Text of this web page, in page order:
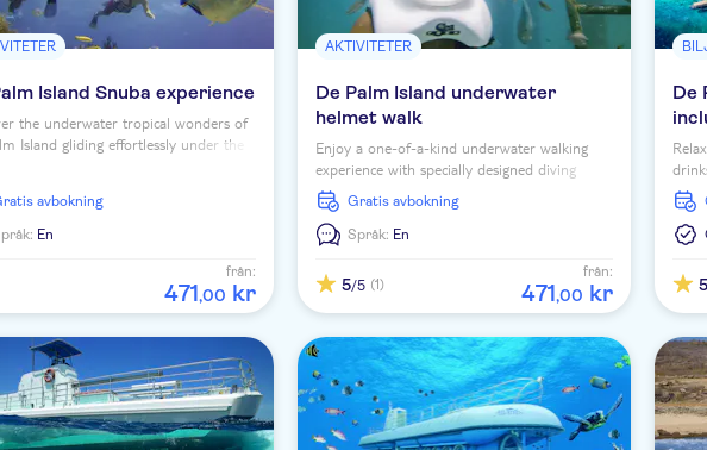
Island Snuba experience
the underwater tropical wonders of
Island gliding effortlessly under the
Gratis avbokning
En
från:
471,00 kr
AKTIVITETER
De Palm Island underwater
helmet walk
Enjoy a one-of-a-kind underwater walking
experience with specially designed diving
helmets and discover Aruba's underwater
marine life.
Gratis avbokning
Språk: En
5/5 (1)
från:
471,00 kr
De
5